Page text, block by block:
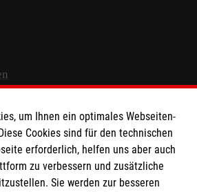
Hilfsdienst e.V.
1201 2000 12
um Ihnen ein optimales Webseiten-
Cookies sind für den technischen
erforderlich, helfen uns aber auch
zu verbessern und zusätzliche
Sie werden zur besseren